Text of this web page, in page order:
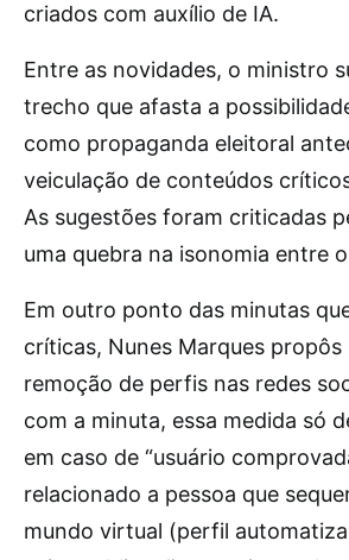
criados com auxílio de IA.
Entre as novidades, o ministro
trecho que afasta a
como propaganda eleitoral
veiculação de conteúdos
As sugestões foram criticadas
uma quebra na isonomia entre
Em outro ponto das minutas
críticas, Nunes Marques
remoção de perfis nas redes
com a minuta, essa medida só
em caso de “usuário
relacionado a pessoa que
mundo virtual (perfil